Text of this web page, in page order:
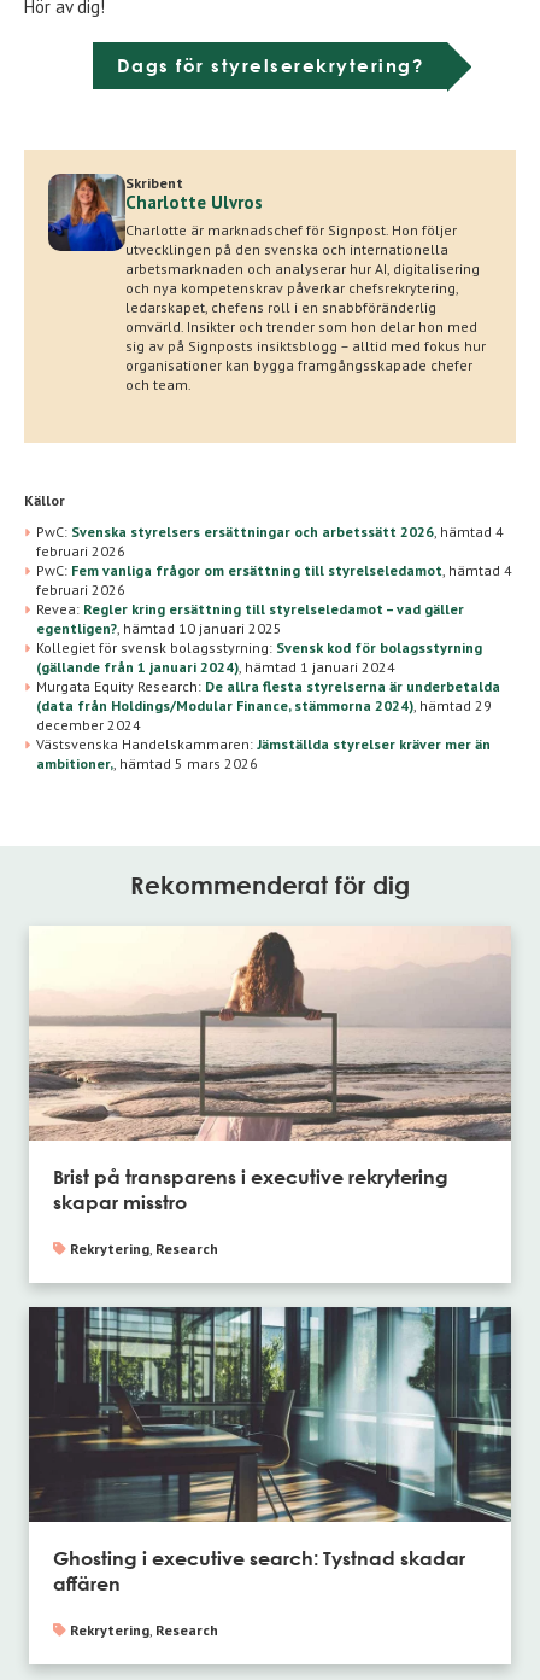
Hör av dig!
Dags för styrelserekrytering?
Skribent
Charlotte Ulvros
Charlotte är marknadschef för Signpost. Hon följer
utvecklingen på den svenska och internationella
arbetsmarknaden och analyserar hur AI, digitalisering
och nya kompetenskrav påverkar chefsrekrytering,
ledarskapet, chefens roll i en snabbföränderlig
omvärld. Insikter och trender som hon delar hon med
sig av på Signposts insiktsblogg – alltid med fokus hur
organisationer kan bygga framgångsskapade chefer
och team.
Källor
PwC: Svenska styrelsers ersättningar och arbetssätt 2026, hämtad 4
februari 2026
PwC: Fem vanliga frågor om ersättning till styrelseledamot, hämtad 4
februari 2026
Revea: Regler kring ersättning till styrelseledamot – vad gäller
egentligen?, hämtad 10 januari 2025
Kollegiet för svensk bolagsstyrning: Svensk kod för bolagsstyrning
(gällande från 1 januari 2024), hämtad 1 januari 2024
Murgata Equity Research: De allra flesta styrelserna är underbetalda
(data från Holdings/Modular Finance, stämmorna 2024), hämtad 29
december 2024
Västsvenska Handelskammaren: Jämställda styrelser kräver mer än
ambitioner,, hämtad 5 mars 2026
Rekommenderat för dig
Brist på transparens i executive rekrytering
skapar misstro
Rekrytering Research
Ghosting i executive search: Tystnad skadar
affären
Rekrytering Research